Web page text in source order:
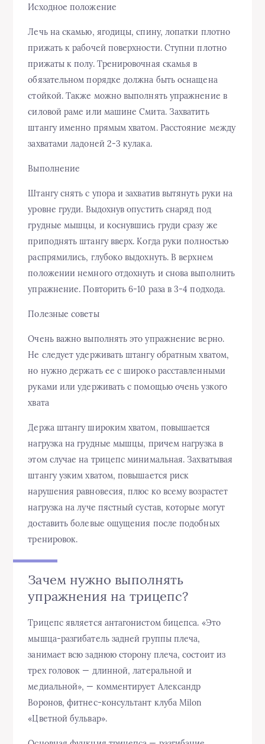
Исходное положение
Лечь на скамью, ягодицы, спину, лопатки плотно
прижать к рабочей поверхности. Ступни плотно
прижаты к полу. Тренировочная скамья в
обязательном порядке должна быть оснащена
стойкой. Также можно выполнять упражнение в
силовой раме или машине Смита. Захватить
штангу именно прямым хватом. Расстояние между
захватами ладоней 2-3 кулака.
Выполнение
Штангу снять с упора и захватив вытянуть руки на
уровне груди. Выдохнув опустить снаряд под
грудные мышцы, и коснувшись груди сразу же
приподнять штангу вверх. Когда руки полностью
распрямились, глубоко выдохнуть. В верхнем
положении немного отдохнуть и снова выполнить
упражнение. Повторить 6-10 раза в 3-4 подхода.
Полезные советы
Очень важно выполнять это упражнение верно.
Не следует удерживать штангу обратным хватом,
но нужно держать ее с широко расставленными
руками или удерживать с помощью очень узкого
хвата
Держа штангу широким хватом, повышается
нагрузка на грудные мышцы, причем нагрузка в
этом случае на трицепс минимальная. Захватывая
штангу узким хватом, повышается риск
нарушения равновесия, плюс ко всему возрастет
нагрузка на луче пястный сустав, которые могут
доставить болевые ощущения после подобных
тренировок.
Зачем нужно выполнять
упражнения на трицепс?
Трицепс является антагонистом бицепса. «Это
мышца-разгибатель задней группы плеча,
занимает всю заднюю сторону плеча, состоит из
трех головок — длинной, латеральной и
медиальной», — комментирует Александр
Воронов, фитнес-консультант клуба Milon
«Цветной бульвар».